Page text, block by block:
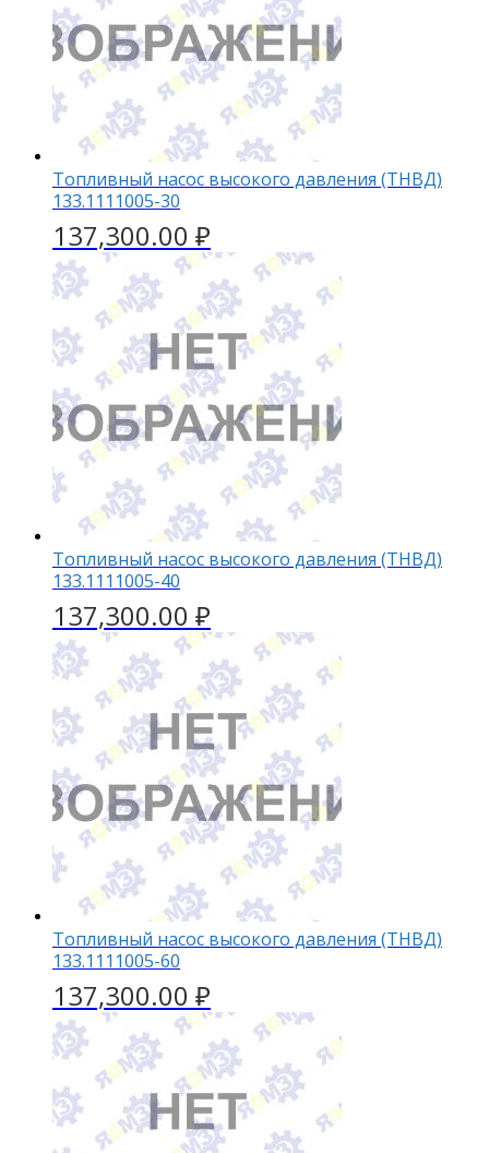
Топливный насос высокого давления (ТНВД)
133.1111005-30
137,300.00 ₽
Топливный насос высокого давления (ТНВД)
133.1111005-40
137,300.00 ₽
Топливный насос высокого давления (ТНВД)
133.1111005-60
137,300.00 ₽